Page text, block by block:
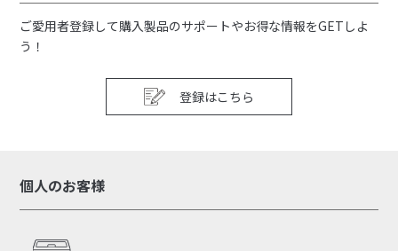
ご愛用者登録して購入製品のサポートやお得な情報をGETしよ
う！
登録はこちら
個人のお客様